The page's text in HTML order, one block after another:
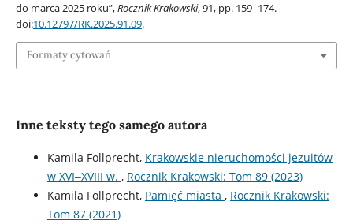
do marca 2025 roku”,Rocznik Krakowski, 91, pp. 159–174.
doi:10.12797/RK.2025.91.09.
Formaty cytowań
Inne teksty tego samego autora
Kamila Follprecht, Krakowskie nieruchomości jezuitów
w XVI‒XVIII w. , Rocznik Krakowski: Tom 89 (2023)
Kamila Follprecht, Pamięć miasta , Rocznik Krakowski:
Tom 87 (2021)